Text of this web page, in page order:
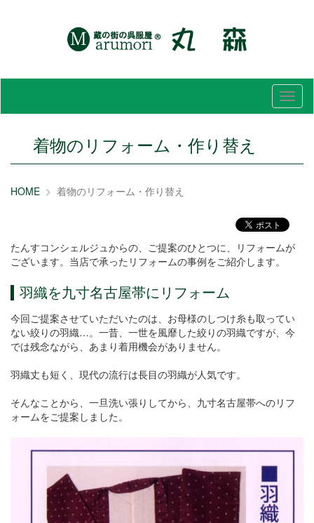
メ
ニ
着物のリフォーム・作り替え
HOME 着物のリフォーム・作り替え
たんすコンシェルジュからの、ご提案のひとつに、リフォームが
ございます。当店で承ったリフォームの事例をご紹介します。
羽織を九寸名古屋帯にリフォーム
今回ご提案させていただいたのは、お母様のしつけ糸も取ってい
ない絞りの羽織…。一昔、一世を風靡した絞りの羽織ですが、今
では残念ながら、あまり着用機会がありません。
羽織丈も短く、現代の流行は長目の羽織が人気です。
そんなことから、一旦洗い張りしてから、九寸名古屋帯へのリフ
ォームをご提案しました。